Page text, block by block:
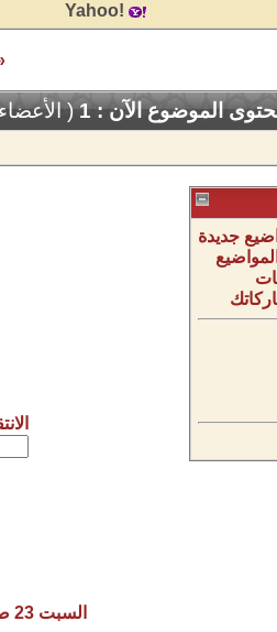
!Yahoo
الموضوع الآن : 1 ( الأعضاء 0
جديدة
السبت 23 صفر 1448 هجري - الموافق لـ 8 سبتمبر 2026 م